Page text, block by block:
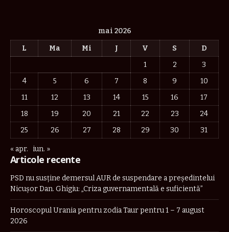
mai 2026
L
Ma Mi J V S
D
1
2
3
4
5 6 7 8 9
10
11
12 13 14 15 16
17
18
19 20 21 22 23
24
25
26 27 28 29 30 31
« apr. iun. »
Articole recente
PSD nu susține demersul AUR de suspendare a președintelui
Nicușor Dan. Ghigiu: „Criza guvernamentală e suficientă”
Horoscopul Urania pentru zodia Taur pentru 1 – 7 august
2026